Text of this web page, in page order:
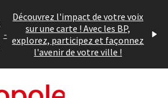
-
Découvrez l'impact de votre voix
sur une carte ! Avec les BP,
explorez, participez et façonnez
l'avenir de votre ville !